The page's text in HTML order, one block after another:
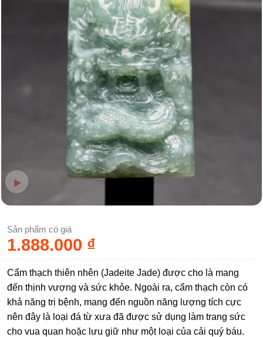
Sản phẩm có giá
1.888.000 ₫
Cẩm thạch thiên nhên (Jadeite Jade) được cho là mang
đến thịnh vượng và sức khỏe. Ngoài ra, cẩm thạch còn có
khả năng trị bệnh, mang đến nguồn năng lượng tích cực
nên đây là loại đá từ xưa đã được sử dụng làm trang sức
cho vua quan hoặc lưu giữ như một loại của cải quý báu.